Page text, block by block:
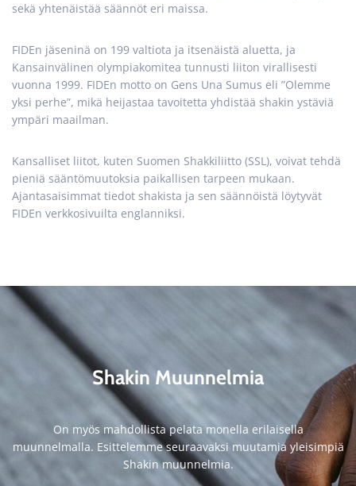
sekä yhtenäistää säännöt eri maissa.
FIDEn jäseninä on 199 valtiota ja itsenäistä aluetta, ja
Kansainvälinen olympiakomitea tunnusti liiton virallisesti
vuonna 1999. FIDEn motto on Gens Una Sumus eli ”Olemme
yksi perhe”, mikä heijastaa tavoitetta yhdistää shakin ystäviä
ympäri maailman.
Kansalliset liitot, kuten Suomen Shakkiliitto (SSL), voivat tehdä
pieniä sääntömuutoksia paikallisen tarpeen mukaan.
Ajantasaisimmat tiedot shakista ja sen säännöistä löytyvät
FIDEn verkkosivuilta englanniksi.
Shakin Muunnelmia
On myös mahdollista pelata monella erilaisella
muunnelmalla. Esittelemme seuraavaksi muutamia yleisimpiä
Shakin muunnelmia.